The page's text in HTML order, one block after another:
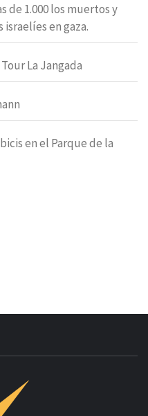
de 1.000 los muertos y
en gaza.
La Jangada
en el Parque de la